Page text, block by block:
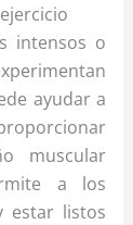
intensos o
ayudar a
muscular
a los
estar listos